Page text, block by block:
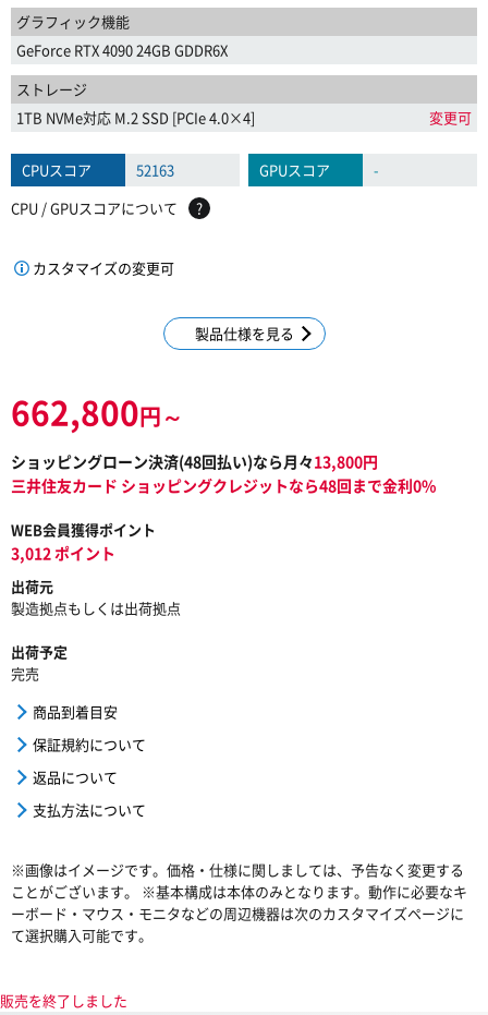
グラフィック機能
GeForce RTX 4090 24GB GDDR6X
ストレージ
1TB NVMe対応 M.2 SSD [PCIe 4.0×4]
変更可
CPUスコア 52163 GPUスコア
-
CPU / GPUスコアについて
?
カスタマイズの変更可
製品仕様を見る
662,800円～
ショッピングローン決済(48回払い)なら月々13,800円
三井住友カード ショッピングクレジットなら48回まで金利0%
WEB会員獲得ポイント
3,012 ポイント
出荷元
製造拠点もしくは出荷拠点
出荷予定
完売
商品到着目安
保証規約について
返品について
支払方法について
※画像はイメージです。価格・仕様に関しましては、予告なく変更する
ことがございます。 ※基本構成は本体のみとなります。動作に必要なキ
ーボード・マウス・モニタなどの周辺機器は次のカスタマイズページに
て選択購入可能です。
販売を終了しました